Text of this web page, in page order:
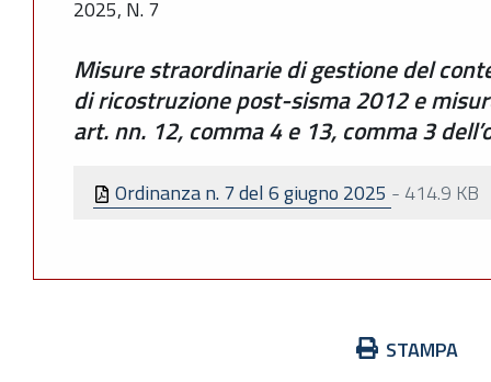
2025, N. 7
Misure straordinarie di gestione del
di ricostruzione post-sisma 2012 e
art. nn. 12, comma 4 e 13, comma 3
Ordinanza n. 7 del 6 giugno 2025 - 414.9 KB
STAMPA